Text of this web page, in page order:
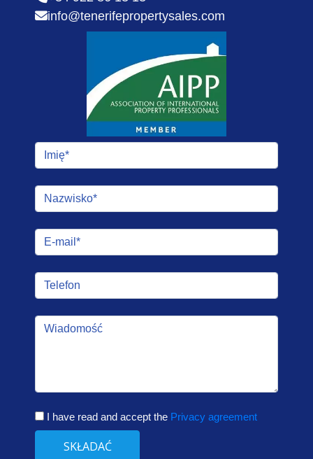
info@tenerifepropertysales.com
I have read and accept the Privacy agreement
SKŁADAĆ